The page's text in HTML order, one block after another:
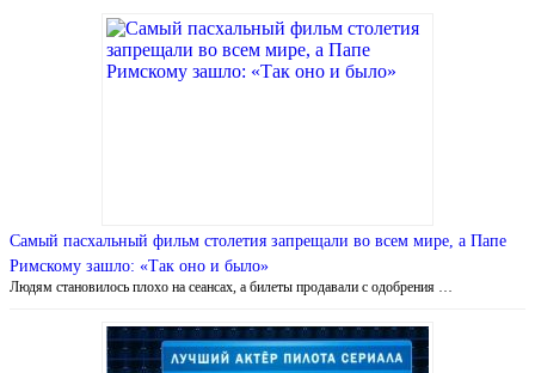
Самый пасхальный фильм столетия запрещали во всем мире, а Папе
Римскому зашло: «Так оно и было»
Людям становилось плохо на сеансах, а билеты продавали с одобрения …